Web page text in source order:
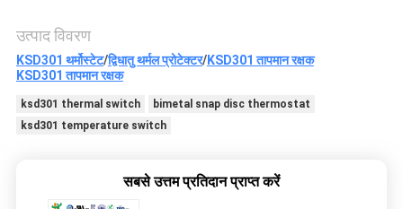
उत्पाद विवरण
KSD301 थर्मोस्टेट/द्विधातु थर्मल प्रोटेक्टर/KSD301 तापमान रक्षक
KSD301 तापमान रक्षक
ksd301 thermal switch
bimetal snap disc thermostat
ksd301 temperature switch
सबसे उत्तम प्रतिदान प्राप्त करें